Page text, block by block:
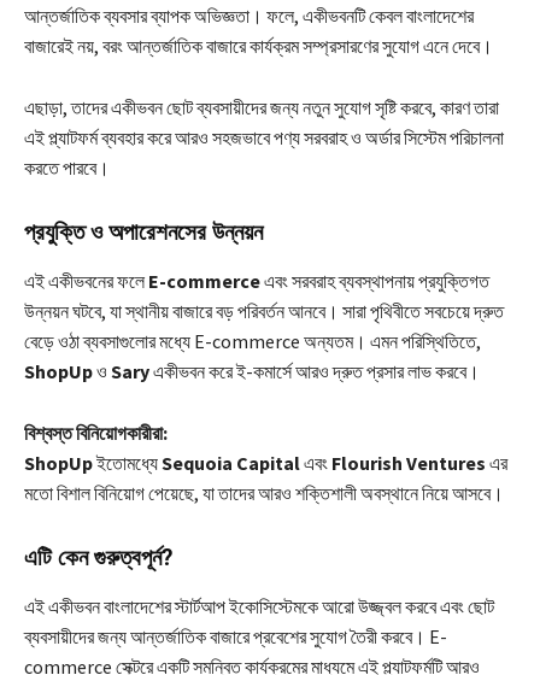
আন্তর্জাতিক ব্যবসার ব্যাপক অভিজ্ঞতা। ফলে, একীভবনটি কেবল বাংলাদেশের
বাজারেই নয়, বরং আন্তর্জাতিক বাজারে কার্যক্রম সম্প্রসারণের সুযোগ এনে দেবে।
এছাড়া, তাদের একীভবন ছোট ব্যবসায়ীদের জন্য নতুন সুযোগ সৃষ্টি করবে, কারণ তারা
এই প্ল্যাটফর্ম ব্যবহার করে আরও সহজভাবে পণ্য সরবরাহ ও অর্ডার সিস্টেম পরিচালনা
করতে পারবে।
প্রযুক্তি ও অপারেশনসের উন্নয়ন
এই একীভবনের ফলে E-commerceএবং সরবরাহ ব্যবস্থাপনায় প্রযুক্তিগত
উন্নয়ন ঘটবে, যা স্থানীয় বাজারে বড় পরিবর্তন আনবে। সারা পৃথিবীতে সবচেয়ে দ্রুত
বেড়ে ওঠা ব্যবসাগুলোর মধ্যে E-commerce অন্যতম। এমন পরিস্থিতিতে,
ShopUpও Saryএকীভবন করে ই-কমার্সে আরও দ্রুত প্রসার লাভ করবে।
বিশ্বস্ত বিনিয়োগকারীরা:
ShopUpইতোমধ্যেSequoia Capitalএবং Flourish Ventures এর
মতো বিশাল বিনিয়োগ পেয়েছে, যা তাদের আরও শক্তিশালী অবস্থানে নিয়ে আসবে।
এটি কেন গুরুত্বপূর্ন?
এই একীভবন বাংলাদেশের স্টার্টআপ ইকোসিস্টেমকে আরো উজ্জ্বল করবে এবং ছোট
ব্যবসায়ীদের জন্য আন্তর্জাতিক বাজারে প্রবেশের সুযোগ তৈরী করবে। E-
commerce সেক্টরে একটি সমন্বিত কার্যক্রমের মাধ্যমে এই প্ল্যাটফর্মটি আরও